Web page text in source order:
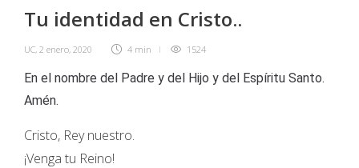
Tu identidad en Cristo..
UC, 2 enero, 2020 4 min 1524
En el nombre del Padre y del Hijo y del Espíritu Santo.
Amén.
Cristo, Rey nuestro.
¡Venga tu Reino!